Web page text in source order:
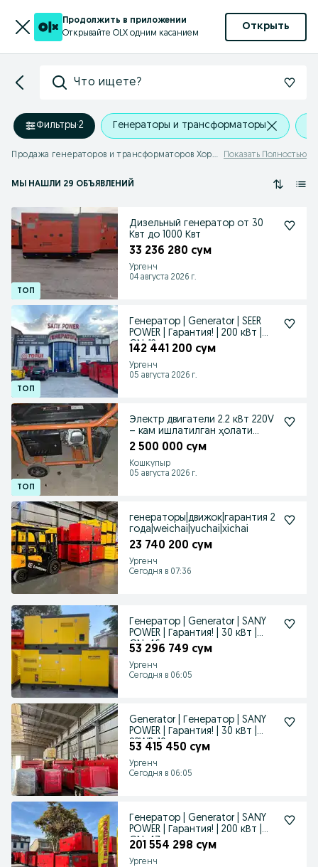
Продолжить в приложении
Открывайте OLX одним касанием
Открыть
Что ищете?
Фильтры·2 Генераторы и трансформаторы
Продажа генераторов и трансформаторов Хорезмская область Показать Полностью
МЫ НАШЛИ 29 ОБЪЯВЛЕНИЙ
Дизельный генератор от 30
Квт до 1000 Квт
33 236 280 сум
Ургенч
04 августа 2026 г.
Генератор | Generator | SEER
POWER | Гарантия! | 200 кВт |
GN-12
142 441 200 сум
Ургенч
05 августа 2026 г.
Электр двигатели 2.2 кВт 220V
– кам ишлатилган ҳолати
аъло
2 500 000 сум
Кошкупыр
05 августа 2026 г.
генераторы|движок|гарантия 2
года|weichai|yuchai|xichai
23 740 200 сум
Ургенч
Сегодня в 07:36
Генератор | Generator | SANY
POWER | Гарантия! | 30 кВт |
GN-46
53 296 749 сум
Ургенч
Сегодня в 06:05
Generator | Генератор | SANY
POWER | Гарантия! | 30 кВт |
SPWR-10
53 415 450 сум
Ургенч
Сегодня в 06:05
Генератор | Generator | SANY
POWER | Гарантия! | 200 кВт |
GN-47
201 554 298 сум
Ургенч